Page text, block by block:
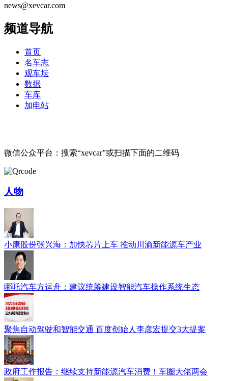
news@xevcar.com
频道导航
首页
名车志
观车坛
数据
车库
加电站
微信公众平台：搜索“xevcar”或扫描下面的二维码
人物
小康股份张兴海：加快芯片上车 推动川渝新能源车产业
哪吒汽车方运舟：建议统筹建设智能汽车操作系统生态
聚焦自动驾驶和智能交通 百度创始人李彦宏提交3大提案
政府工作报告：继续支持新能源汽车消费！车圈大佬两会